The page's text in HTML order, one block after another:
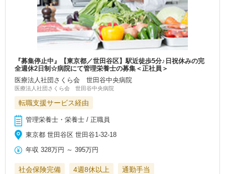
『募集停止中』【東京都／世田谷区】駅近徒歩5分♪日祝休みの完
全週休2日制☆病院にて管理栄養士の募集＜正社員＞
医療法人社団さくら会 世田谷中央病院
医療法人社団さくら会 世田谷中央病院
転職支援サービス経由
管理栄養士・栄養士 / 正職員
東京都 世田谷区 世田谷1-32-18
年収 328万円 ～395万円
社会保険完備 4週8休以上 通勤手当